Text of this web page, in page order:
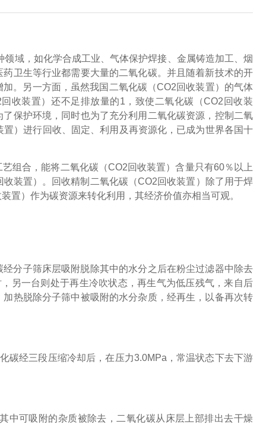
域，如化学合成工业、气体保护焊接、金属铸造加工、烟
卫生等行业都需要大量的二氧化碳。并且随着新技术的开
。另一方面，虽然我国二氧化碳（CO2回收装置）的气体
收装置）还不足排放量的1，致使二氧化碳（CO2回收装
保护环境，同时也为了充分利用二氧化碳资源，控制二氧
）进行回收、固定、利用及再资源化，已成为世界各国十
组合，能将二氧化碳（CO2回收装置）含量只有60％以上
装置）。回收精制二氧化碳（CO2回收装置）除了用于焊
置）作为碳资源来转化利用，其经济价值亦相当可观。
分子筛床层吸附脱除其中的水分之后在粉尘过滤器中除去
另一台则处于再生冷吹状态，再生气为低压残气，来自后
热脱除分子筛中被吸附的水分杂质，经再生，以备再次转
碳经三段压缩冷却后，在压力3.0MPa ，常温状态下去下游
中可吸附的杂质被除去，二氧化碳从床层上部排出去干燥